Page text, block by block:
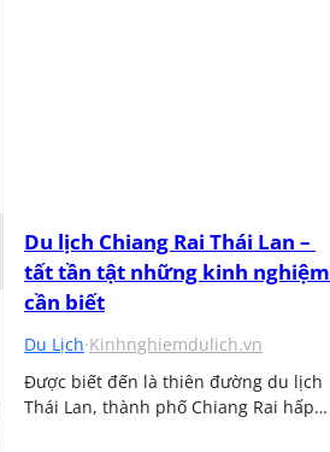
Du lịch Chiang Rai Thái Lan –
tất tần tật những kinh nghiệm
cần biết
Du Lịch·Kinhnghiemdulich.vn
Được biết đến là thiên đường du lịch
Thái Lan, thành phố Chiang Rai hấp…